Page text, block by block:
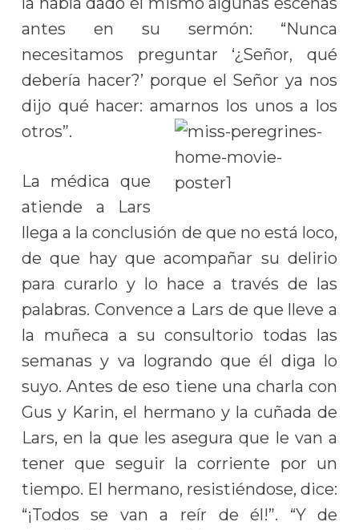
antes en su sermón: “Nunca
necesitamos preguntar ‘¿Señor, qué
debería hacer?’ porque el Señor ya nos
dijo qué hacer: amarnos los unos a los
otros”.
La médica que
atiende a Lars
llega a la conclusión de que no está loco,
de que hay que acompañar su delirio
para curarlo y lo hace a través de las
palabras. Convence a Lars de que lleve a
la muñeca a su consultorio todas las
semanas y va logrando que él diga lo
suyo. Antes de eso tiene una charla con
Gus y Karin, el hermano y la cuñada de
Lars, en la que les asegura que le van a
tener que seguir la corriente por un
tiempo. El hermano, resistiéndose, dice:
“¡Todos se van a reír de él!”. “Y de